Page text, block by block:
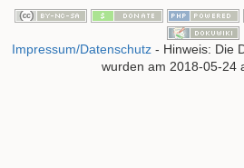
Impressum/Datenschutz - Hinweis: Die
wurden am 2018-05-24